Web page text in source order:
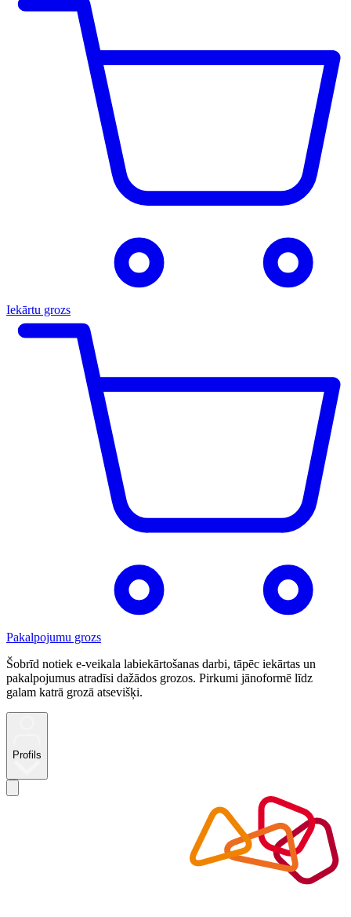
Iekārtu grozs
Pakalpojumu grozs
Šobrīd notiek e-veikala labiekārtošanas darbi, tāpēc iekārtas un
pakalpojumus atradīsi dažādos grozos. Pirkumi jānoformē līdz
galam katrā grozā atsevišķi.
Profils